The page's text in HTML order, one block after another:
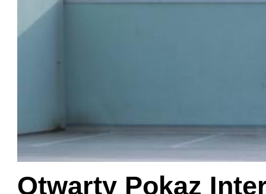
Otwarty Pokaz